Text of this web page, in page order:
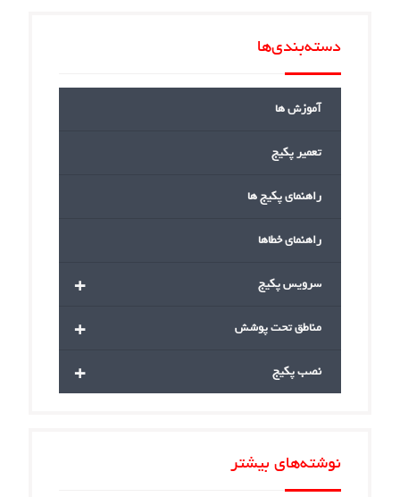
دسته‌بندی‌ها
آموزش ها
تعمیر پکیج
راهنمای پکیج ها
راهنمای خطاها
+ سرویس پکیج
+ مناطق تحت پوشش
+ نصب پکیج
نوشته‌های بیشتر